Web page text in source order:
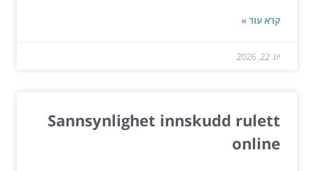
קרא עוד »
יונ 22, 2026
Sannsynlighet innskudd rulett
online